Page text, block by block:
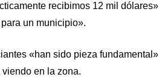
recibimos 12 mil dólares»
un municipio».
«han sido pieza fundamental»
en la zona.